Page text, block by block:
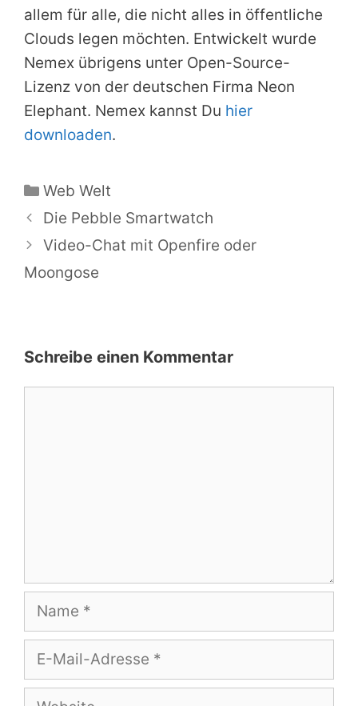
allem für alle, die nicht alles in öffentliche
Clouds legen möchten. Entwickelt wurde
Nemex übrigens unter Open-Source-
Lizenz von der deutschen Firma Neon
Elephant. Nemex kannst Du hier
downloaden.
Kategorien
Web Welt
Die Pebble Smartwatch
Video-Chat mit Openfire oder
Moongose
Schreibe einen Kommentar
Name
E-
Mail-
Adresse
Website